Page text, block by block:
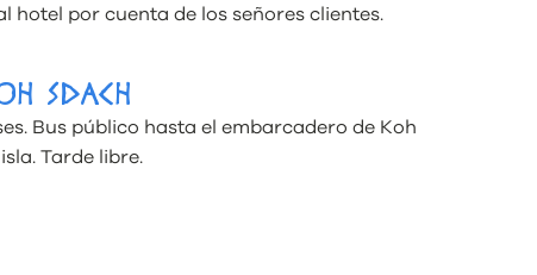
hotel por cuenta de los señores clientes.
SDACH
Bus público hasta el embarcadero de Koh
Tarde libre.